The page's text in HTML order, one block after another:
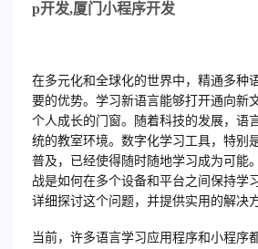
p开发,厦门小程序开发
在多元化和全球化的世界中，精通多种
要的优势。学习新语言能够打开通向新
个人成长的门窗。随着科技的发展，语
统的教室环境。数字化学习工具，特别
普及，已经使得随时随地学习成为可能
战是如何在多个设备和平台之间保持学
详细探讨这个问题，并提供实用的解决方
当前，许多语言学习应用程序和小程序